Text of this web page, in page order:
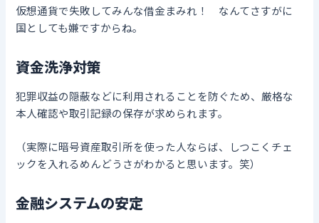
仮想通貨で失敗してみんな借金まみれ！ なんてさすがに
国としても嫌ですからね。
資金洗浄対策
犯罪収益の隠蔽などに利用されることを防ぐため、厳格な
本人確認や取引記録の保存が求められます。
（実際に暗号資産取引所を使った人ならば、しつこくチェ
ックを入れるめんどうさがわかると思います。笑）
金融システムの安定